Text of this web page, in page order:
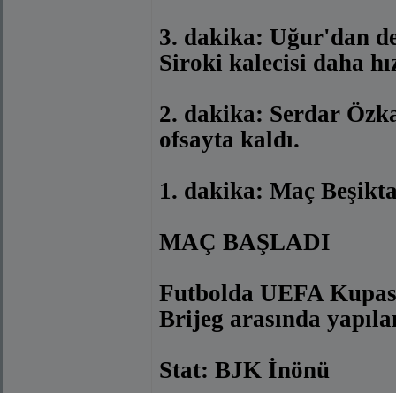
3. dakika: Uğur'dan
Siroki kalecisi daha
2. dakika: Serdar
ofsayta kaldı.
1. dakika: Maç
MAÇ BAŞLADI
Futbolda UEFA
Brijeg arasında
Stat: BJK İnönü